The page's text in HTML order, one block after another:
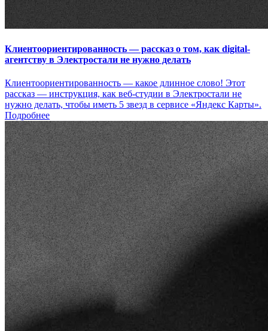
Клиентоориентированность — рассказ о том, как digital-
агентству в Электростали не нужно делать
Клиентоориентированность — какое длинное слово! Этот
рассказ — инструкция, как веб-студии в Электростали не
нужно делать, чтобы иметь 5 звезд в сервисе «Яндекс Карты».
Подробнее